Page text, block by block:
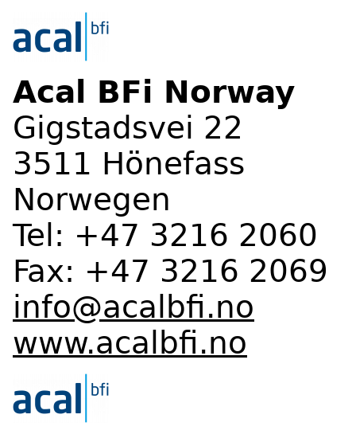
Acal BFi Norway
Gigstadsvei 22
3511 Hönefass
Norwegen
Tel: +47 3216 2060
Fax: +47 3216 2069
info@acalbfi.no
www.acalbfi.no